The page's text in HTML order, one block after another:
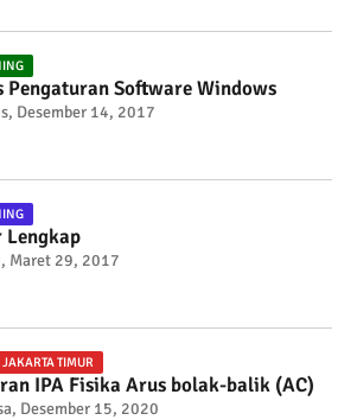
Pengaturan Software Windows
Desember 14, 2017
Lengkap
Maret 29, 2017
TIMUR
IPA Fisika Arus bolak-balik (AC)
Desember 15, 2020